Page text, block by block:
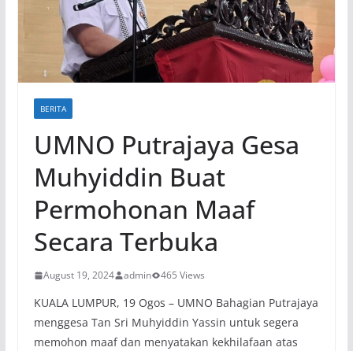
BERITA
UMNO Putrajaya Gesa
Muhyiddin Buat
Permohonan Maaf
Secara Terbuka
August 19, 2024 admin 465 Views
KUALA LUMPUR, 19 Ogos – UMNO Bahagian Putrajaya
menggesa Tan Sri Muhyiddin Yassin untuk segera
memohon maaf dan menyatakan kekhilafaan atas